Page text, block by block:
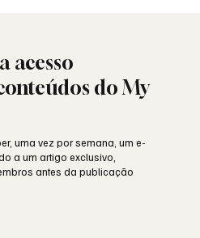
acesso
do My
uma vez por semana, um e-
a um artigo exclusivo,
antes da publicação